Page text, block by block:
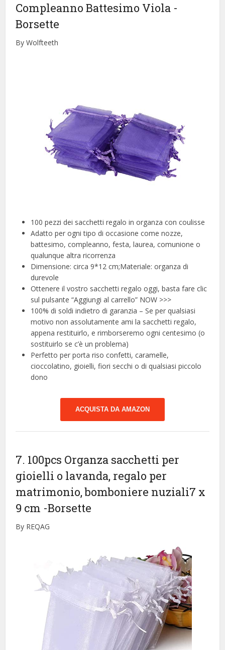
Compleanno Battesimo Viola -
Borsette
By Wolfteeth
100 pezzi dei sacchetti regalo in organza con coulisse
Adatto per ogni tipo di occasione come nozze,
battesimo, compleanno, festa, laurea, comunione o
qualunque altra ricorrenza
Dimensione: circa 9*12 cm;Materiale: organza di
durevole
Ottenere il vostro sacchetti regalo oggi, basta fare clic
sul pulsante “Aggiungi al carrello” NOW >>>
100% di soldi indietro di garanzia – Se per qualsiasi
motivo non assolutamente ami la sacchetti regalo,
appena restituirlo, e rimborseremo ogni centesimo (o
sostituirlo se c’è un problema)
Perfetto per porta riso confetti, caramelle,
cioccolatino, gioielli, fiori secchi o di qualsiasi piccolo
dono
ACQUISTA DA AMAZON
7. 100pcs Organza sacchetti per
gioielli o lavanda, regalo per
matrimonio, bomboniere nuziali7 x
9 cm -Borsette
By REQAG